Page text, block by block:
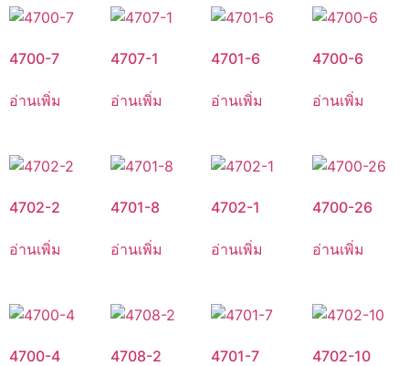
4700-7
อ่านเพิ่ม
4707-1
อ่านเพิ่ม
4701-6
อ่านเพิ่ม
4700-6
อ่านเพิ่ม
4702-2
อ่านเพิ่ม
4701-8
อ่านเพิ่ม
4702-1
อ่านเพิ่ม
4700-26
อ่านเพิ่ม
4700-4 4708-2 4701-7 4702-10